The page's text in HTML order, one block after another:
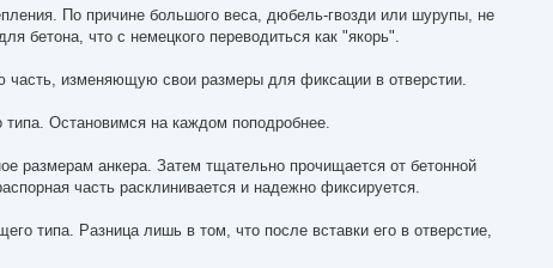
По причине большого веса, дюбель-гвозди или шурупы, не
бетона, что с немецкого переводиться как "якорь".
изменяющую свои размеры для фиксации в отверстии.
типа. Остановимся на каждом поподробнее.
размерам анкера. Затем тщательно прочищается от бетонной
часть расклинивается и надежно фиксируется.
типа. Разница лишь в том, что после вставки его в отверстие,